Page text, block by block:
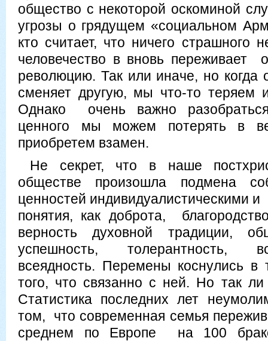
общество с некоторой оскоминой
угрозы о грядущем «социальном
кто считает, что ничего страшного
человечество в вновь переживает
революцию. Так или иначе, но когда
сменяет другую, мы что-то теряем
Однако очень важно
ценного мы можем потерять в
приобретем взамен.
Не секрет, что в наше
обществе произошла подмена
ценностей индивидуалистическими
понятия, как доброта,
верность духовной традиции,
успешность, толерантность,
всеядность. Перемены коснулись
того, что связанно с ней. Но так
Статистика последних лет
том, что современная семья
среднем по Европе на 100